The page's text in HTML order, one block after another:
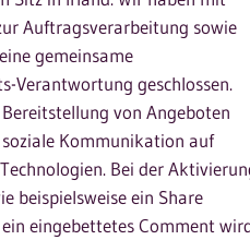
Auftragsverarbeitung sowie
gemeinsame
Verantwortung geschlossen.
von Angeboten
Kommunikation auf
Bei der
beispielsweise ein Share
eingebettetes Comment